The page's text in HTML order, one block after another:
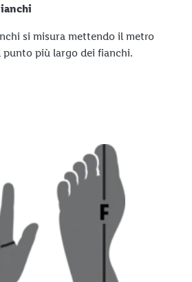
si misura mettendo il metro
più largo dei fianchi.